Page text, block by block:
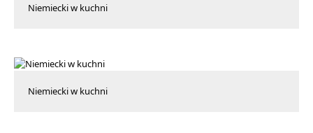
Niemiecki w kuchni
Niemiecki w kuchni